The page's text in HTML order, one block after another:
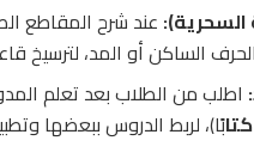
عند شرح المقاطع
الساكن أو المد، لترسيخ
اطلب من الطلاب بعد تعلم
كتابًا)، لربط الدروس ببعضها